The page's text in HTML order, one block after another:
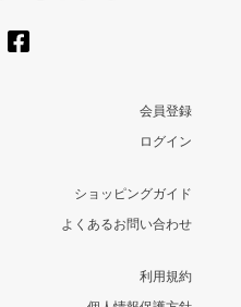
会員登録
ログイン
ショッピングガイド
よくあるお問い合わせ
利用規約